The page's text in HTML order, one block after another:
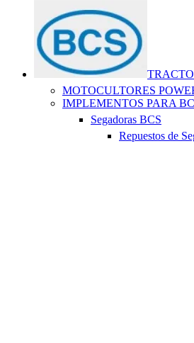
MOTOCULTORES
IMPLEMENTOS PARA
Segadoras BCS
Repuestos de